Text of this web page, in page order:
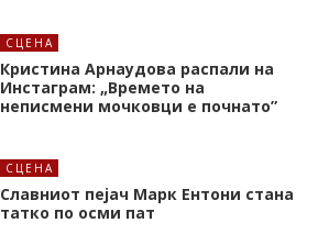
СЦЕНА
Кристина Арнаудова распали на
Инстаграм: „Времето на
неписмени мочковци е почнато”
СЦЕНА
Славниот пејач Марк Ентони стана
татко по осми пат